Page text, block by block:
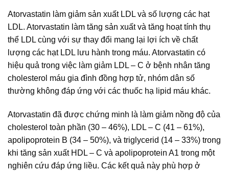
Atorvastatin làm giảm sản xuất LDL và số lượng các hạt
LDL. Atorvastatin làm tăng sản xuất và tăng hoạt tính thụ
thể LDL cùng với sự thay đổi mang lại lợi ích về chất
lượng các hạt LDL lưu hành trong máu. Atorvastatin có
hiệu quả trong việc làm giảm LDL – C ở bệnh nhân tăng
cholesterol máu gia đình đồng hợp tử, nhóm dân số
thường không đáp ứng với các thuốc hạ lipid máu khác.
Atorvastatin đã được chứng minh là làm giảm nồng độ của
cholesterol toàn phần (30 – 46%), LDL – C (41 – 61%),
apolipoprotein B (34 – 50%), và triglycerid (14 – 33%) trong
khi tăng sản xuất HDL – C và apolipoprotein A1 trong một
nghiên cứu đáp ứng liều. Các kết quả này phù hợp ở